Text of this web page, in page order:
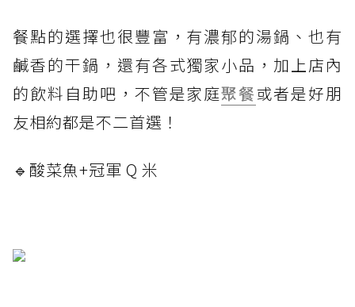
餐點的選擇也很豐富，有濃郁的湯鍋、也有
鹹香的干鍋，還有各式獨家小品，加上店內
的飲料自助吧，不管是家庭聚餐或者是好朋
友相約都是不二首選！
🔹酸菜魚+冠軍 Q 米